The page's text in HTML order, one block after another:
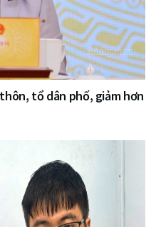
tổ dân phố, giảm hơn